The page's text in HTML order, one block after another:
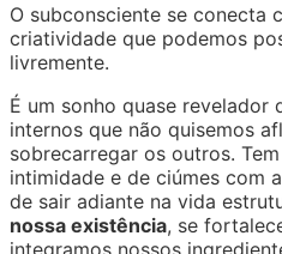
O subconsciente se conecta
criatividade que podemos
livremente.
É um sonho quase revelador
internos que não quisemos
sobrecarregar os outros.
intimidade e de ciúmes com
de sair adiante na vida
nossa existência, se
integramos nossos